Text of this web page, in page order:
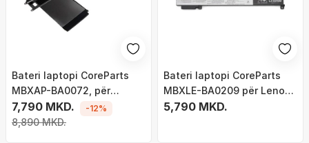
Bateri laptopi CoreParts
MBXAP-BA0072, për
MacBook Air 13" A1932, e
zezë
7,790 MKD.
8,890 MKD.
-12%
Bateri laptopi CoreParts
MBXLE-BA0209 për Lenovo
ThinkPad T460s T470s, Li
5,790 MKD.